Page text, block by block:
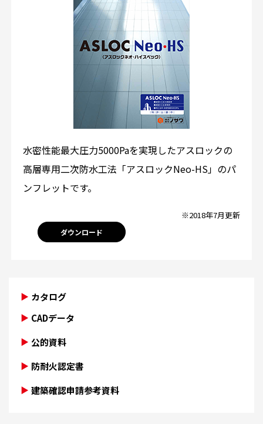
水密性能最大圧力5000Paを実現したアスロックの
高層専用二次防水工法「アスロックNeo-HS」のパ
ンフレットです。
※2018年7月更新
ダウンロード
カタログ
CADデータ
公的資料
防耐火認定書
建築確認申請参考資料